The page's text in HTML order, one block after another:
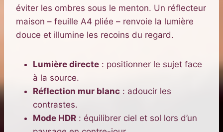
éviter les ombres sous le menton. Un réflecteur
maison – feuille A4 pliée – renvoie la lumière
douce et illumine les recoins du regard.
Lumière directe : positionner le sujet face
à la source.
Réflection mur blanc : adoucir les
contrastes.
Mode HDR : équilibrer ciel et sol lors d’un